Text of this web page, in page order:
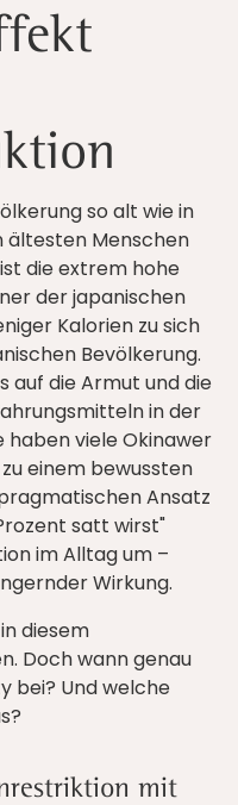
so alt wie in
ältesten Menschen
die extrem hohe
der japanischen
Kalorien zu sich
Bevölkerung.
auf die Armut und die
in der
haben viele Okinawer
einem bewussten
Ansatz
satt wirst"
im Alltag um –
Wirkung.
diesem
Doch wann genau
bei? Und welche
mit